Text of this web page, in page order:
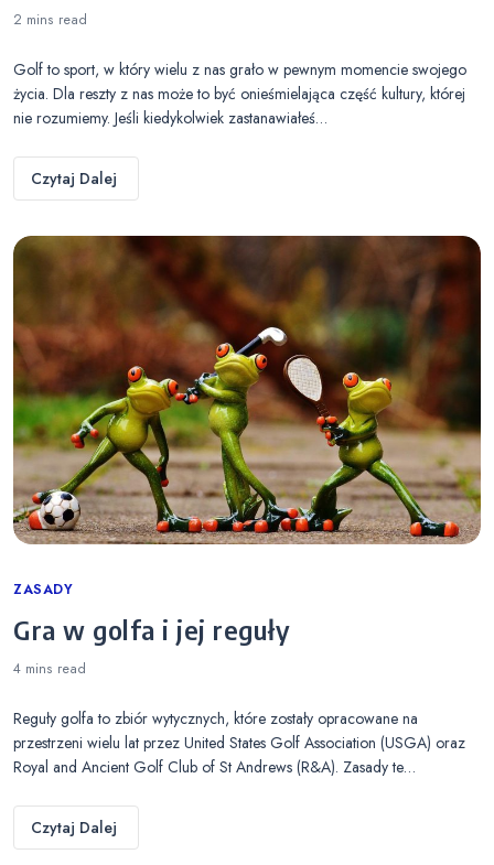
2 mins read
Golf to sport, w który wielu z nas grało w pewnym momencie swojego
życia. Dla reszty z nas może to być onieśmielająca część kultury, której
nie rozumiemy. Jeśli kiedykolwiek zastanawiałeś…
Czytaj Dalej
Categories
ZASADY
Gra w golfa i jej reguły
4 mins read
Reguły golfa to zbiór wytycznych, które zostały opracowane na
przestrzeni wielu lat przez United States Golf Association (USGA) oraz
Royal and Ancient Golf Club of St Andrews (R&A). Zasady te…
Czytaj Dalej